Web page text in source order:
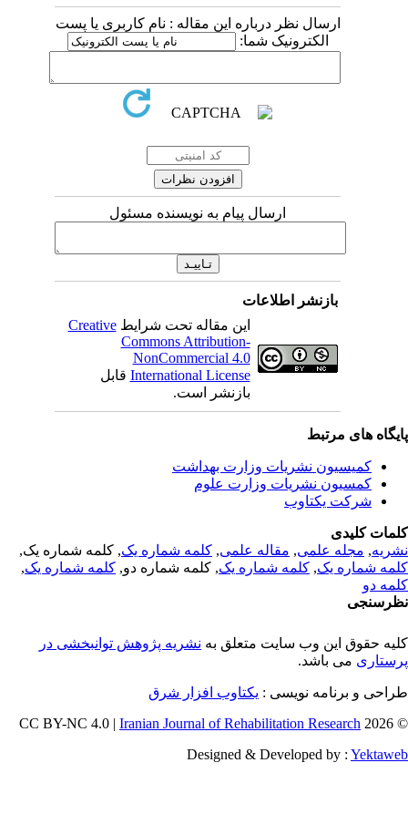
ارسال نظر درباره این مقاله : نام کاربری یا پست
الکترونیک شما:
ارسال پیام به نویسنده مسئول
بازنشر اطلاعات
این مقاله تحت شرایطCreative
Commons Attribution-
NonCommercial 4.0
International Licenseقابل
بازنشر است.
های مرتبط
کمیسیون نشریات وزارت بهداشت
کمسیون نشریات وزارت علوم
شرکت یکتاوب
کلیدی
,مجله علمی, مقاله علمی, کلمه شماره یک, کلمه شماره یک,
شماره یک,کلمه شماره یک, کلمه شماره دو,کلمه شماره یک,
دو
حقوق این وب سایت متعلق بهنشریه پژوهش توانبخشی در
می باشد.
و برنامه نویسی : یکتاوب افزار شرق
©
Iranian Journal of Rehabilitation Research
Designed & Developed by :